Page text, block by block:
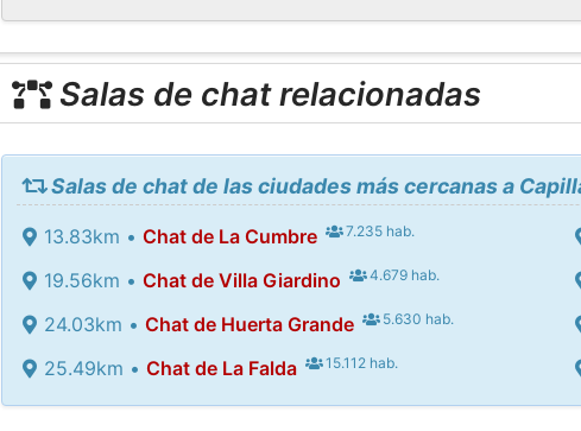
Salas de chat relacionadas
Salas de chat de las ciudades más cercanas a
13.83km • Chat de La Cumbre 7.235 hab.
19.56km • Chat de Villa Giardino 4.679 hab.
24.03km • Chat de Huerta Grande 5.630 hab.
25.49km • Chat de La Falda 15.112 hab.